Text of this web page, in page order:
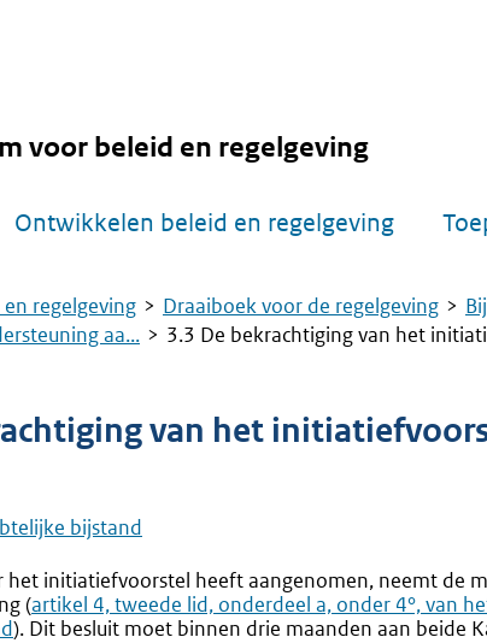
voor beleid en regelgeving
Ontwikkelen beleid en regelgeving
regelgeving Draaiboek voor de regelgeving
aa...
3.3 De bekrachtiging van het
van het
bijstand
het initiatiefvoorstel heeft aangenomen, neemt de
(Externe
link:
artikel 4, tweede lid, onderdeel a, onder 4°, van
). Dit besluit moet binnen drie maanden aan beide